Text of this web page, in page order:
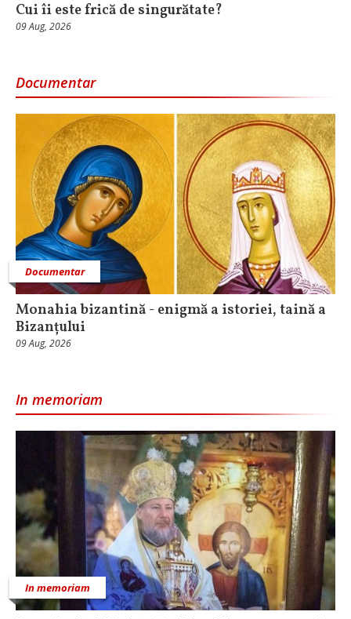
Cui îi este frică de singurătate?
09 Aug, 2026
Documentar
Documentar
Monahia bizantină - enigmă a istoriei, taină a
Bizanțului
09 Aug, 2026
In memoriam
In memoriam